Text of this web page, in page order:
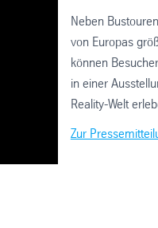
Neben
von Europas
können
in einer
Reality-Welt
Zur